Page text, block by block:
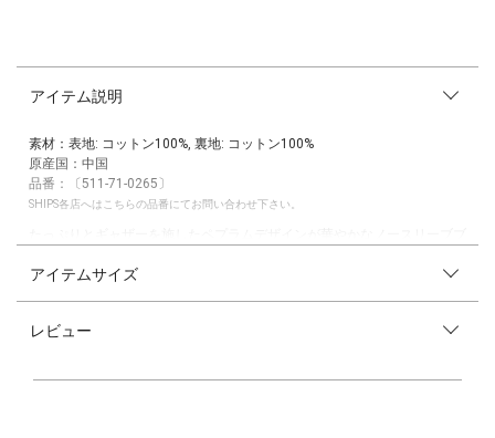
アイテム説明
素材：表地: コットン100%, 裏地: コットン100%
原産国：中国
品番：〔511-71-0265〕
SHIPS各店へはこちらの品番にてお問い合わせ下さい。
様々な刺繍レース生地をストライプ状に配置し、上品な印象に仕上げまし
枚です。
アイテムサイズ
レビュー